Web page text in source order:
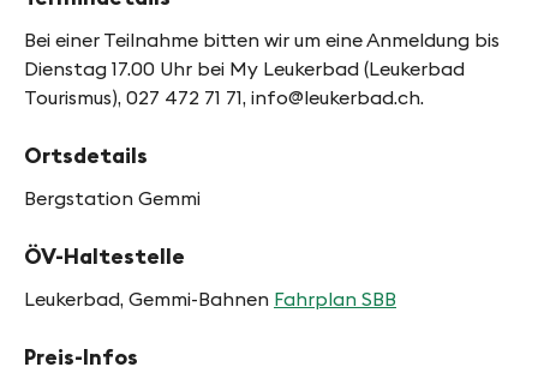
Bei einer Teilnahme bitten wir um eine Anmeldung bis
Dienstag 17.00 Uhr bei My Leukerbad (Leukerbad
Tourismus), 027 472 71 71, info@leukerbad.ch.
Ortsdetails
Bergstation Gemmi
ÖV-Haltestelle
Leukerbad, Gemmi-Bahnen Fahrplan SBB
Preis-Infos